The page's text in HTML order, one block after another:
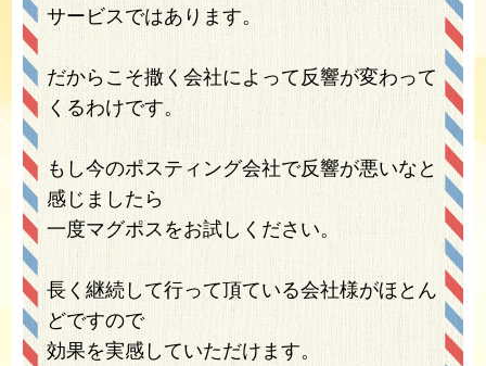
サービスではあります。
だからこそ撒く会社によって反響が変わって
くるわけです。
もし今のポスティング会社で反響が悪いなと
感じましたら
一度マグポスをお試しください。
長く継続して行って頂ている会社様がほとん
どですので
効果を実感していただけます。